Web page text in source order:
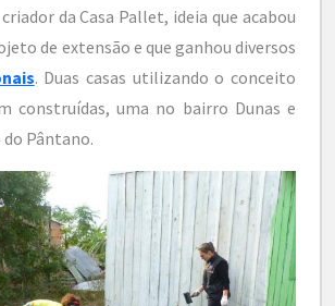
da Casa Pallet, ideia que acabou
de extensão e que ganhou diversos
. Duas casas utilizando o conceito
construídas, uma no bairro Dunas e
Pântano.